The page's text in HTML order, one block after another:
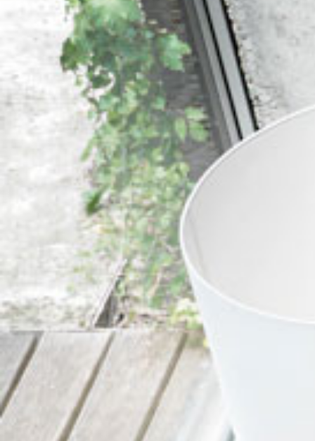
alle
produkte
Incisive sophisticated Soft Sophisticated